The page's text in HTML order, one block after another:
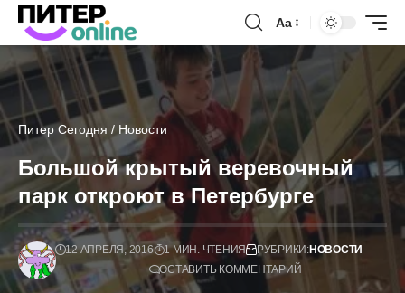
Аа
Питер Сегодня / Новости
Большой крытый веревочный
парк откроют в Петербурге
12 АПРЕЛЯ, 2016 1 МИН. ЧТЕНИЯ РУБРИКИ:НОВОСТИ
ОСТАВИТЬ КОММЕНТАРИЙ